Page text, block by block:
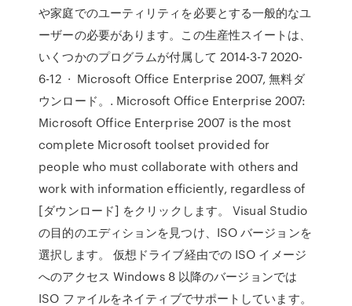
や家庭でのユーティリティを必要とする一般的なユ
ーザーの必要があります。この生産性スイートは、
いくつかのプログラムが付属して 2014-3-7 2020-
6-12 · Microsoft Office Enterprise 2007, 無料ダ
ウンロード。. Microsoft Office Enterprise 2007:
Microsoft Office Enterprise 2007 is the most
complete Microsoft toolset provided for
people who must collaborate with others and
work with information efficiently, regardless of
[ダウンロード] をクリックします。 Visual Studio
の目的のエディションを見つけ、ISO バージョンを
選択します。 仮想ドライブ経由での ISO イメージ
へのアクセス Windows 8 以降のバージョンでは
ISO ファイルをネイティブでサポートしています。